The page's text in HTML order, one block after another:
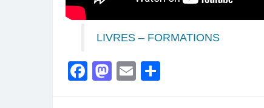
LIVRES – FORMATIONS
Facebook
Mastodon
Email